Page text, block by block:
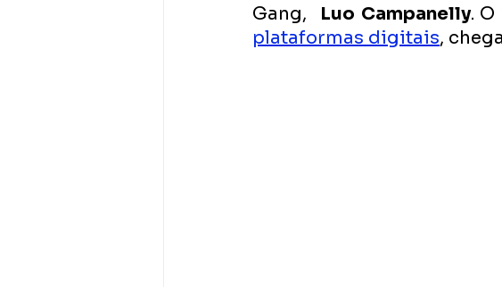
Gang, Luo Campanelly. O
plataformas digitais,